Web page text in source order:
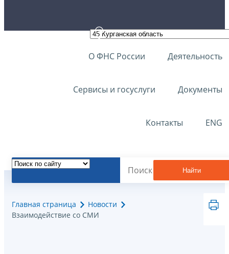
О ФНС России Деятельность
Сервисы и госуслуги Документы
Контакты ENG
Найти
Главная страница
Новости
Взаимодействие со СМИ